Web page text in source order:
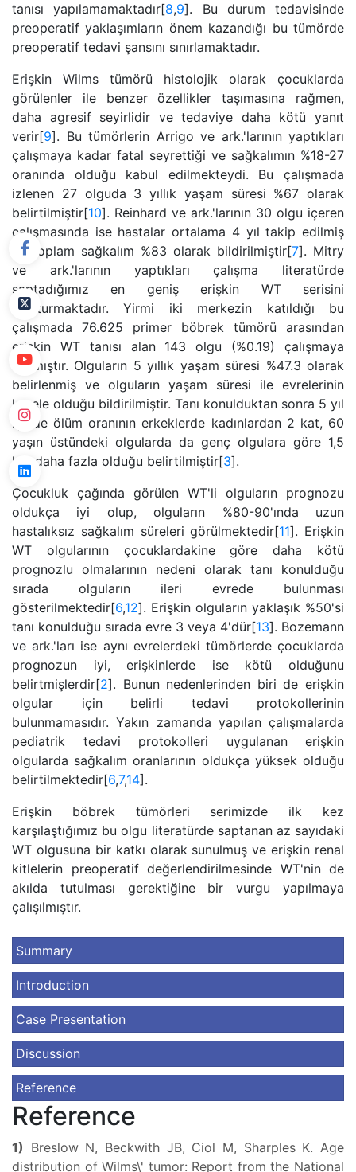
tanısı yapılamamaktadır[8,9]. Bu durum tedavisinde
preoperatif yaklaşımların önem kazandığı bu tümörde
preoperatif tedavi şansını sınırlamaktadır.
Erişkin Wilms tümörü histolojik olarak çocuklarda
görülenler ile benzer özellikler taşımasına rağmen,
daha agresif seyirlidir ve tedaviye daha kötü yanıt
verir[9]. Bu tümörlerin Arrigo ve ark.'larının yaptıkları
çalışmaya kadar fatal seyrettiği ve sağkalımın %18-27
oranında olduğu kabul edilmekteydi. Bu çalışmada
izlenen 27 olguda 3 yıllık yaşam süresi %67 olarak
belirtilmiştir[10]. Reinhard ve ark.'larının 30 olgu içeren
çalışmasında ise hastalar ortalama 4 yıl takip edilmiş
ve toplam sağkalım %83 olarak bildirilmiştir[7]. Mitry
ve ark.'larının yaptıkları çalışma literatürde
saptadığımız en geniş erişkin WT serisini
oluşturmaktadır. Yirmi iki merkezin katıldığı bu
çalışmada 76.625 primer böbrek tümörü arasından
erişkin WT tanısı alan 143 olgu (%0.19) çalışmaya
alınmıştır. Olguların 5 yıllık yaşam süresi %47.3 olarak
belirlenmiş ve olguların yaşam süresi ile evrelerinin
korele olduğu bildirilmiştir. Tanı konulduktan sonra 5 yıl
içinde ölüm oranının erkeklerde kadınlardan 2 kat, 60
yaşın üstündeki olgularda da genç olgulara göre 1,5
kat daha fazla olduğu belirtilmiştir[3].
Çocukluk çağında görülen WT'li olguların prognozu
oldukça iyi olup, olguların %80-90'ında uzun
hastalıksız sağkalım süreleri görülmektedir[11]. Erişkin
WT olgularının çocuklardakine göre daha kötü
prognozlu olmalarının nedeni olarak tanı konulduğu
sırada olguların ileri evrede bulunması
gösterilmektedir[6,12]. Erişkin olguların yaklaşık %50'si
tanı konulduğu sırada evre 3 veya 4'dür[13]. Bozemann
ve ark.'ları ise aynı evrelerdeki tümörlerde çocuklarda
prognozun iyi, erişkinlerde ise kötü olduğunu
belirtmişlerdir[2]. Bunun nedenlerinden biri de erişkin
olgular için belirli tedavi protokollerinin
bulunmamasıdır. Yakın zamanda yapılan çalışmalarda
pediatrik tedavi protokolleri uygulanan erişkin
olgularda sağkalım oranlarının oldukça yüksek olduğu
belirtilmektedir[6,7,14].
Erişkin böbrek tümörleri serimizde ilk kez
karşılaştığımız bu olgu literatürde saptanan az sayıdaki
WT olgusuna bir katkı olarak sunulmuş ve erişkin renal
kitlelerin preoperatif değerlendirilmesinde WT'nin de
akılda tutulması gerektiğine bir vurgu yapılmaya
çalışılmıştır.
Summary
Introduction
Case Presentation
Discussion
Reference
Reference
1) Breslow N, Beckwith JB, Ciol M, Sharples K. Age
distribution of Wilms\' tumor: Report from the National